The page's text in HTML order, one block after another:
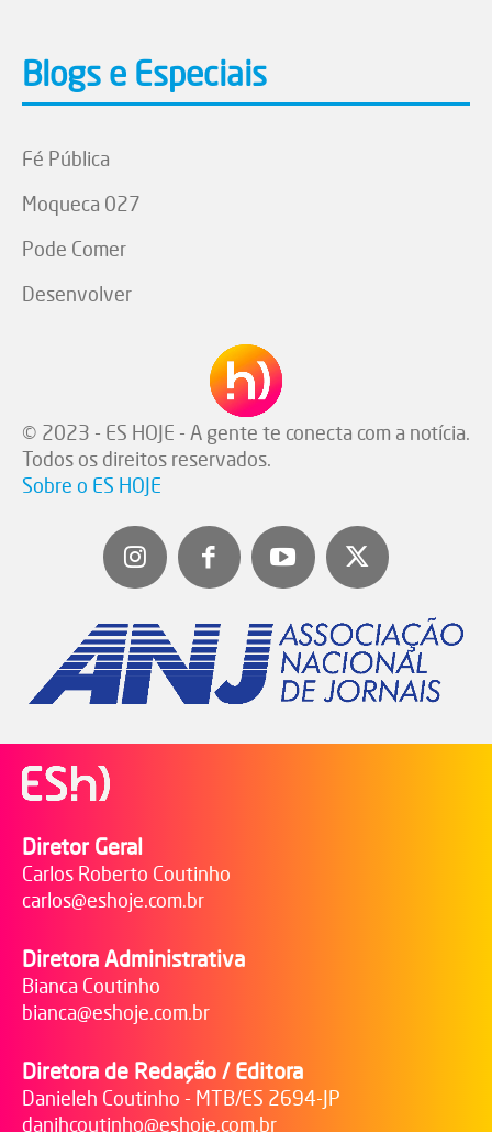
Blogs e Especiais
Fé Pública
Moqueca 027
Pode Comer
Desenvolver
© 2023 - ES HOJE - A gente te conecta com a notícia.
Todos os direitos reservados.
Sobre o ES HOJE
Diretor Geral
Carlos Roberto Coutinho
carlos@eshoje.com.br
Diretora Administrativa
Bianca Coutinho
bianca@eshoje.com.br
Diretora de Redação / Editora
Danieleh Coutinho - MTB/ES 2694-JP
danihcoutinho@eshoje.com.br